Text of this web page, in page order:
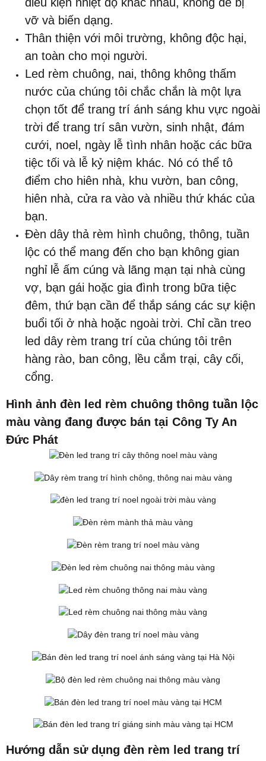
vỡ và biến dạng.
Thân thiện với môi trường, không độc hại,
an toàn cho mọi người.
Led rèm chuông, nai, thông không thấm
nước của chúng tôi chắc chắn là một lựa
chọn tốt để trang trí ánh sáng khu vực ngoài
trời để trang trí sân vườn, sinh nhật, đám
cưới, noel, ngày lễ tình nhân hoặc các bữa
tiệc tối và lễ kỷ niệm khác. Nó có thể tô
điểm cho hiên nhà, khu vườn, ban công,
hiên nhà, cửa ra vào và nhiều thứ khác của
bạn.
Đèn dây thả rèm hình chuông, thông, tuần
lộc có thể mang đến cho bạn không gian
nghỉ lễ ấm cúng và lãng mạn tại nhà cùng
vợ, bạn gái hoặc gia đình trong bữa tiệc
đêm, thứ bạn cần để thắp sáng các sự kiện
buổi tối ở nhà hoặc ngoài trời. Chỉ cần treo
led dây rèm trang trí của chúng tôi trên
hàng rào, ban công, lều cắm trại, cây cối,
cổng.
Hình ảnh đèn led rèm chuông thông tuần lộc
màu vàng đang được bán tại Công Ty An
Đức Phát
Hướng dẫn sử dụng đèn rèm led trang trí